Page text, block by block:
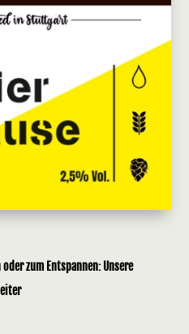
zum Entspannen: Unsere